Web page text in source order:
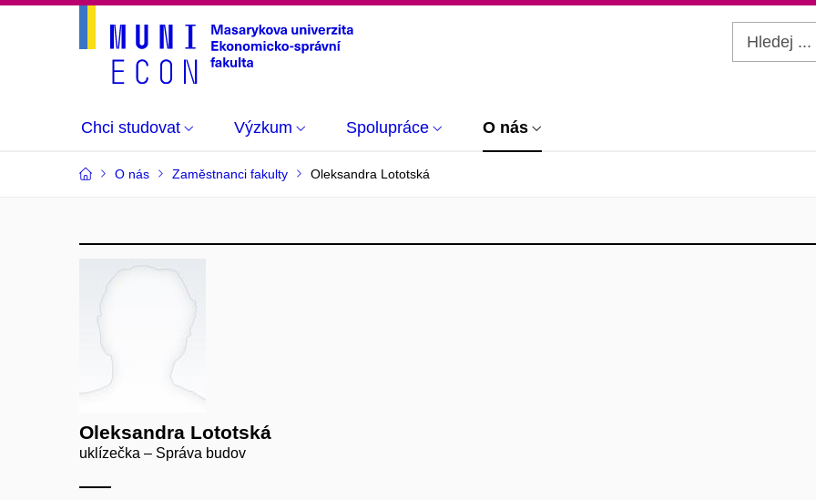
Chci studovat Výzkum Spolupráce O nás
O nás Zaměstnanci fakulty Oleksandra Lototská
Oleksandra Lototská
uklízečka – Správa budov